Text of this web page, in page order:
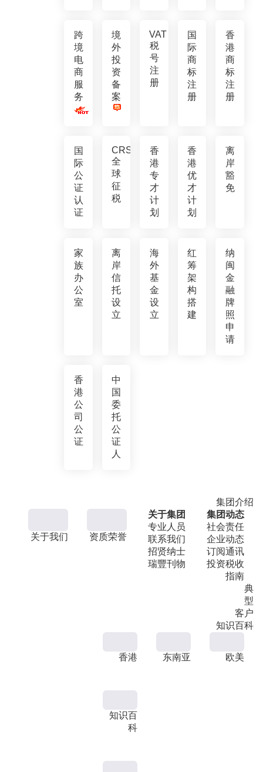
跨
境
电
商
服
务
境
外
投
资
备
案
VAT
税
号
注
册
国
际
商
标
注
册
香
港
商
标
注
册
国
际
公
证
认
证
CRS
全
球
征
税
香
港
专
才
计
划
香
港
优
才
计
划
离
岸
豁
免
家
族
办
公
室
离
岸
信
托
设
立
海
外
基
金
设
立
红
筹
架
构
搭
建
纳
闽
金
融
牌
照
申
请
香
港
公
司
公
证
中
国
委
托
公
证
人
集团介绍
关于我们 资质荣誉
关于集团
专业人员
联系我们
招贤纳士
瑞豐刊物
集团动态
社会责任
企业动态
订阅通讯
投资税收
指南
典
型
客户
知识百科
香港 东南亚 欧美
知识百
科